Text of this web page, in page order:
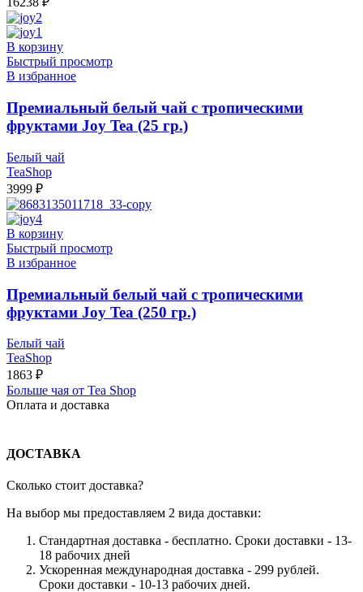
В корзину
Быстрый просмотр
В избранное
Премиальный белый чай с тропическими
фруктами Joy Tea (25 гр.)
Белый чай
TeaShop
3999 ₽
В корзину
Быстрый просмотр
В избранное
Премиальный белый чай с тропическими
фруктами Joy Tea (250 гр.)
Белый чай
TeaShop
1863 ₽
Больше чая от Tea Shop
Оплата и доставка
ДОСТАВКА
Сколько стоит доставка?
На выбор мы предоставляем 2 вида доставки:
Стандартная доставка - бесплатно. Сроки доставки - 13-
18 рабочих дней
Ускоренная международная доставка - 299 рублей.
Сроки доставки - 10-13 рабочих дней.